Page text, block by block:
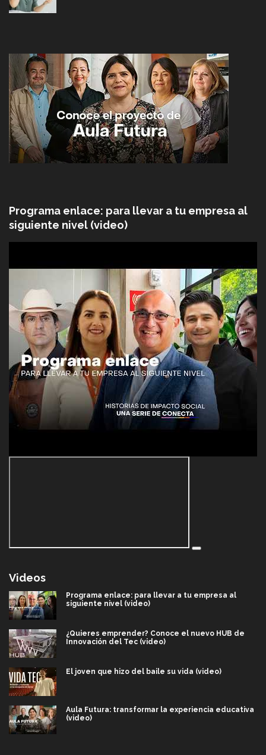
Programa enlace: para llevar a tu empresa al
siguiente nivel (video)
Videos
Programa enlace: para llevar a tu empresa al
siguiente nivel (video)
¿Quieres emprender? Conoce el nuevo HUB de
Innovación del Tec (video)
El joven que hizo del baile su vida (video)
Aula Futura: transformar la experiencia educativa
(video)